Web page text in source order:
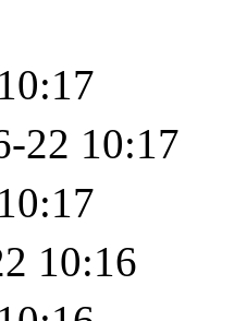
22 10:17
10:16